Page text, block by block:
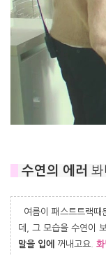
수연의 에러
여름이 패스트트랙때
데, 그 모습을 수연이
말을 입에
꺼내고요.